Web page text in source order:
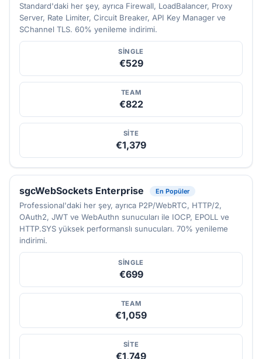
Standard'daki her şey, ayrıca Firewall, LoadBalancer, Proxy
Server, Rate Limiter, Circuit Breaker, API Key Manager ve
SChannel TLS. 60% yenileme indirimi.
SINGLE
€529
TEAM
€822
SITE
€1,379
sgcWebSockets Enterprise En Popüler
Professional'daki her şey, ayrıca P2P/WebRTC, HTTP/2,
OAuth2, JWT ve WebAuthn sunucuları ile IOCP, EPOLL ve
HTTP.SYS yüksek performanslı sunucuları. 70% yenileme
indirimi.
SINGLE
€699
TEAM
€1,059
SITE
€1,749